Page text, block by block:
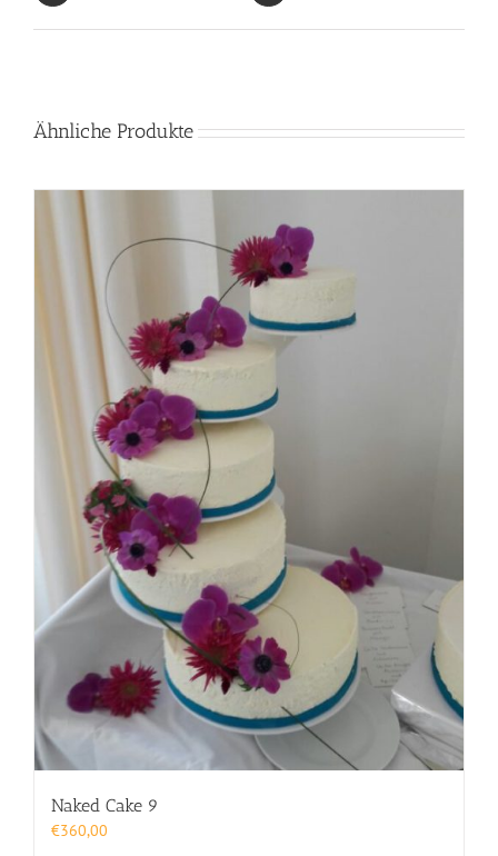
Ähnliche Produkte
Naked Cake 9
€360,00